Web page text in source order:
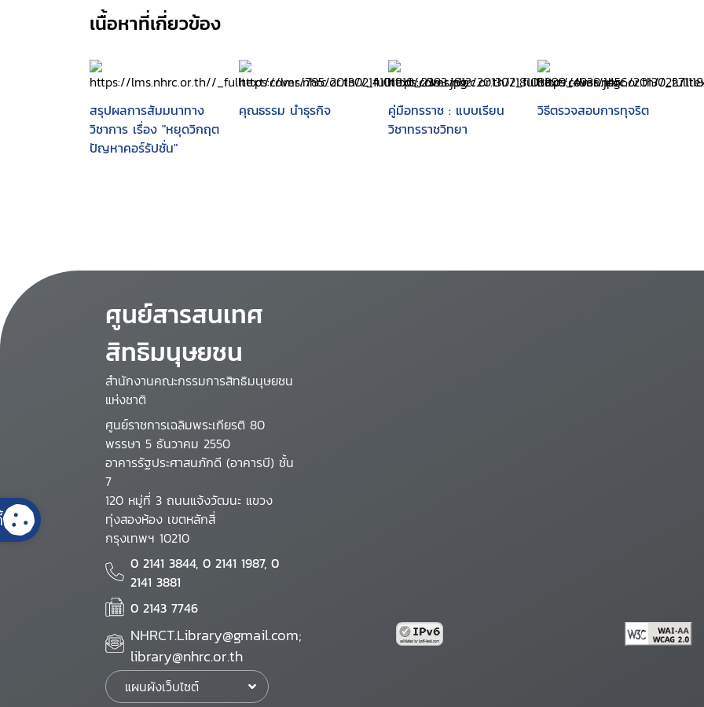
เนื้อหาที่เกี่ยวข้อง
สรุปผลการสัมมนาทาง
วิชาการ เรื่อง "หยุดวิกฤต
ปัญหาคอร์รัปชั่น"
คุณธรรม นำธุรกิจ
คู่มือทรราช : แบบเรียน
วิชาทรราชวิทยา
วิธีตรวจสอบการทุจริต
ศูนย์สารสนเทศ
สิทธิมนุษยชน
สำนักงานคณะกรรมการสิทธิมนุษยชน
แห่งชาติ
ศูนย์ราชการเฉลิมพระเกียรติ 80
พรรษา 5 ธันวาคม 2550
อาคารรัฐประศาสนภักดี (อาคารบี) ชั้น
7
120 หมู่ที่ 3 ถนนแจ้งวัฒนะ แขวง
ทุ่งสองห้อง เขตหลักสี่
กรุงเทพฯ 10210
0 2141 3844, 0 2141 1987, 0
2141 3881
0 2143 7746
NHRCT.Library@gmail.com;
library@nhrc.or.th
แผนผังเว็บไซต์